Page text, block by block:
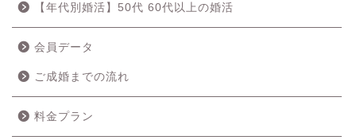
【年代別婚活】50代 60代以上の婚活
会員データ
ご成婚までの流れ
料金プラン